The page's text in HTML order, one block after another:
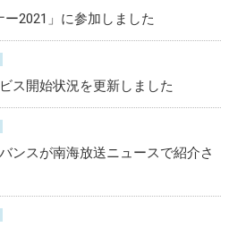
ー2021」に参加しました
ス開始状況を更新しました
ンスが南海放送ニュースで紹介さ